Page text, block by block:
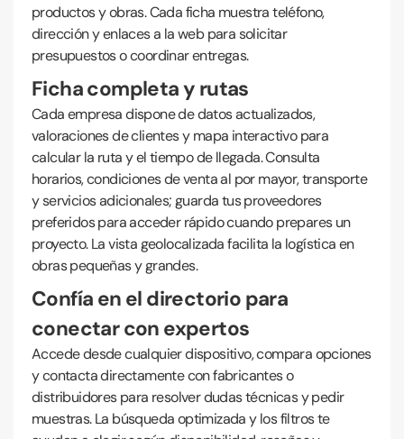
productos y obras. Cada ficha muestra teléfono,
dirección y enlaces a la web para solicitar
presupuestos o coordinar entregas.
Ficha completa y rutas
Cada empresa dispone de datos actualizados,
valoraciones de clientes y mapa interactivo para
calcular la ruta y el tiempo de llegada. Consulta
horarios, condiciones de venta al por mayor, transporte
y servicios adicionales; guarda tus proveedores
preferidos para acceder rápido cuando prepares un
proyecto. La vista geolocalizada facilita la logística en
obras pequeñas y grandes.
Confía en el directorio para
conectar con expertos
Accede desde cualquier dispositivo, compara opciones
y contacta directamente con fabricantes o
distribuidores para resolver dudas técnicas y pedir
muestras. La búsqueda optimizada y los filtros te